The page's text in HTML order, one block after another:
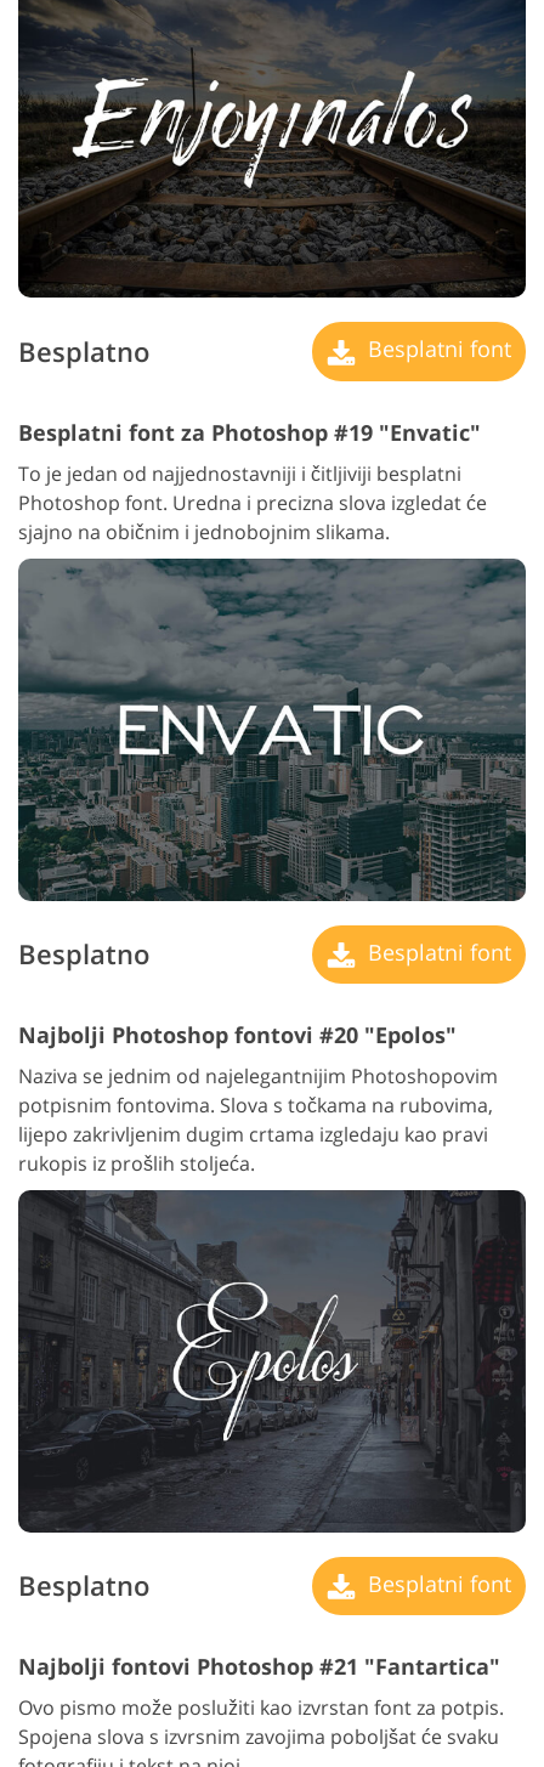
Besplatno Besplatni font
Besplatni font za Photoshop #19 "Envatic"
To je jedan od najjednostavniji i čitljiviji besplatni
Photoshop font. Uredna i precizna slova izgledat će
sjajno na običnim i jednobojnim slikama.
Besplatno Besplatni font
Najbolji Photoshop fontovi #20 "Epolos"
Naziva se jednim od najelegantnijim Photoshopovim
potpisnim fontovima. Slova s točkama na rubovima,
lijepo zakrivljenim dugim crtama izgledaju kao pravi
rukopis iz prošlih stoljeća.
Besplatno Besplatni font
Najbolji fontovi Photoshop #21 "Fantartica"
Ovo pismo može poslužiti kao izvrstan font za potpis.
Spojena slova s izvrsnim zavojima poboljšat će svaku